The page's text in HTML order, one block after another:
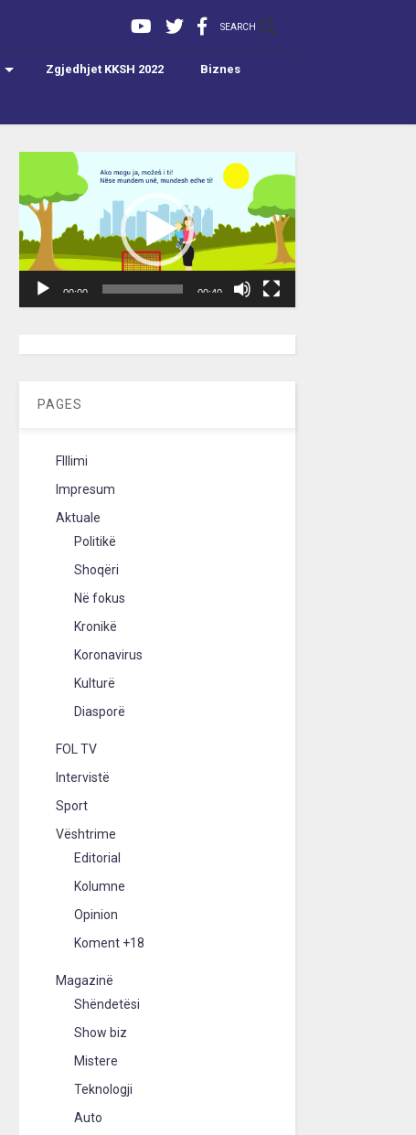
SEARCH
Zgjedhjet KKSH 2022 Biznes
00:00 00:40
PAGES
FIllimi
Impresum
Aktuale
Politikë
Shoqëri
Në fokus
Kronikë
Koronavirus
Kulturë
Diasporë
FOL TV
Intervistë
Sport
Vështrime
Editorial
Kolumne
Opinion
Koment +18
Magazinë
Shëndetësi
Show biz
Mistere
Teknologji
Auto